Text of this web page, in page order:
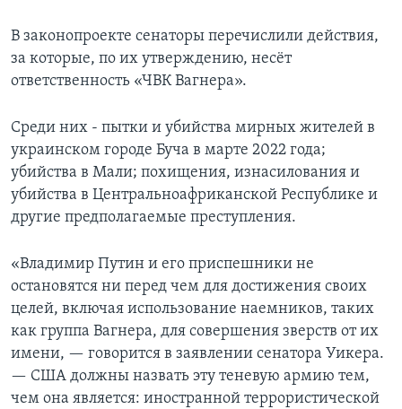
В законопроекте сенаторы перечислили действия,
за которые, по их утверждению, несёт
ответственность «ЧВК Вагнера».
Среди них - пытки и убийства мирных жителей в
украинском городе Буча в марте 2022 года;
убийства в Мали; похищения, изнасилования и
убийства в Центральноафриканской Республике и
другие предполагаемые преступления.
«Владимир Путин и его приспешники не
остановятся ни перед чем для достижения своих
целей, включая использование наемников, таких
как группа Вагнера, для совершения зверств от их
имени, — говорится в заявлении сенатора Уикера.
— США должны назвать эту теневую армию тем,
чем она является: иностранной террористической